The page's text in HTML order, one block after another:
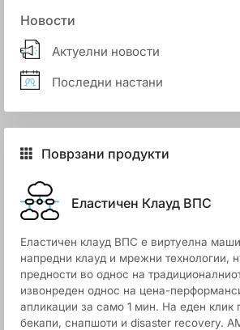
Новости
Актуелни новости
Последни настани
Поврзани продукти
Еластичен Клауд ВПС
Еластичен клауд ВПС е виртуелна
напредни клауд и мрежни технологии,
предности во однос на
извонреден однос на цена-
апликации за само 1 мин. На еден клик
бекапи, снапшоти и disaster recovery.